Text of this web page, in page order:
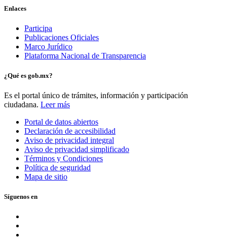
Enlaces
Participa
Publicaciones Oficiales
Marco Jurídico
Plataforma Nacional de Transparencia
¿Qué es gob.mx?
Es el portal único de trámites, información y participación
ciudadana. Leer más
Portal de datos abiertos
Declaración de accesibilidad
Aviso de privacidad integral
Aviso de privacidad simplificado
Términos y Condiciones
Política de seguridad
Mapa de sitio
Síguenos en